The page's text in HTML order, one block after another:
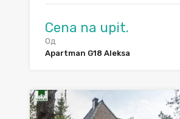
Cena na upit.
Од
Apartman G18 Aleksa